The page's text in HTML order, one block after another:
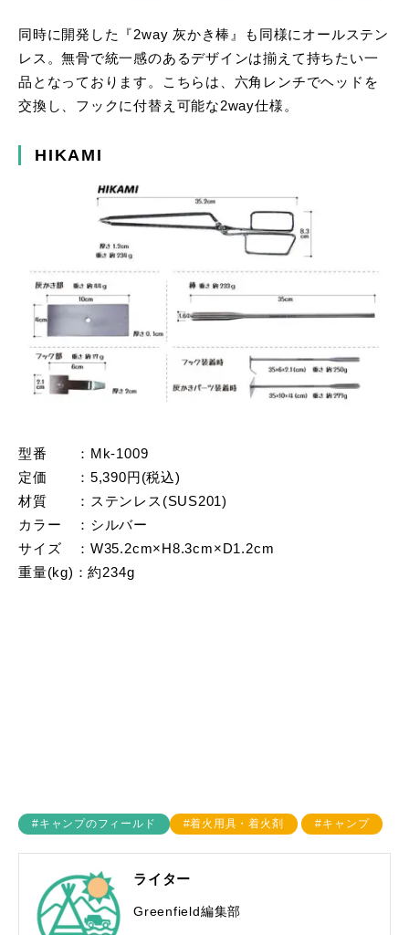
同時に開発した『2way 灰かき棒』も同様にオールステン
レス。無骨で統一感のあるデザインは揃えて持ちたい一
品となっております。こちらは、六角レンチでヘッドを
交換し、フックに付替え可能な2way仕様。
HIKAMI
型番 ：Mk-1009
定価 ：5,390円(税込)
材質 ：ステンレス(SUS201)
カラー ：シルバー
サイズ ：W35.2cm×H8.3cm×D1.2cm
重量(kg)：約234g
#キャンプのフィールド #着火用具・着火剤 #キャンプ
ライター
Greenfield編集部